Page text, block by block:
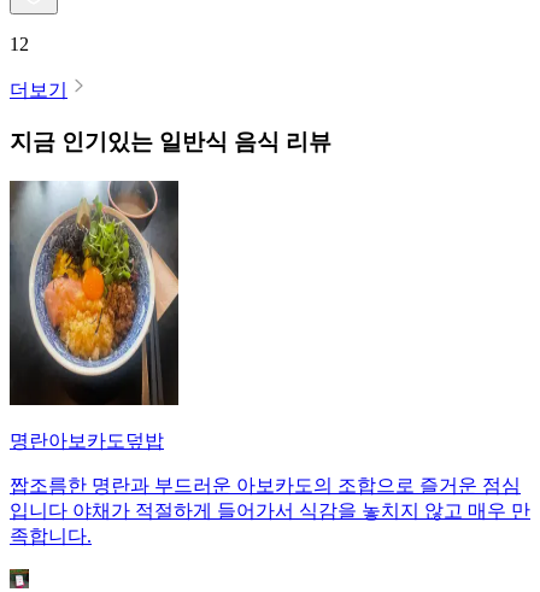
12
더보기
지금 인기있는 일반식 음식 리뷰
명란아보카도덮밥
짭조름한 명란과 부드러운 아보카도의 조합으로 즐거운 점심
입니다 야채가 적절하게 들어가서 식감을 놓치지 않고 매우 만
족합니다.